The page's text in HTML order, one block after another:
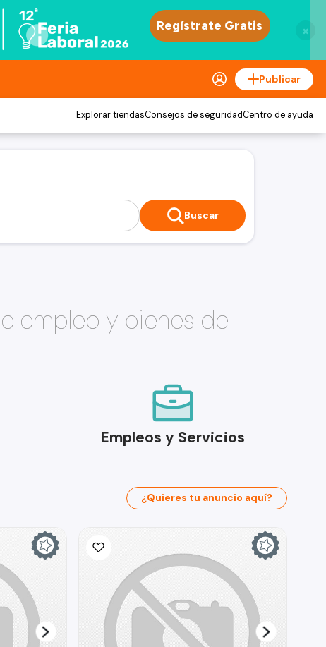
×
Publicar
Explorar tiendasConsejos de seguridadCentro de ayuda
Buscar
empleo y bienes de
Empleos y Servicios
¿Quieres tu anuncio aquí?